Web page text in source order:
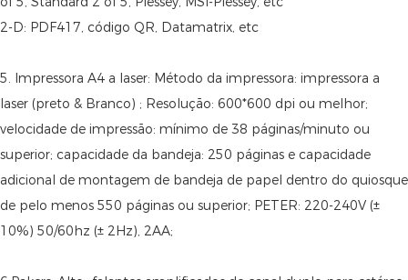
2-D: PDF417, código QR, Datamatrix, etc
5. Impressora A4 a laser: Método da impressora: impressora a
laser (preto & Branco) ; Resolução: 600*600 dpi ou melhor;
velocidade de impressão: mínimo de 38 páginas/minuto ou
superior; capacidade da bandeja: 250 páginas e capacidade
adicional de montagem de bandeja de papel dentro do quiosque
de pelo menos 550 páginas ou superior; PETER: 220-240V (±
10%) 50/60hz (± 2Hz), 2AA;